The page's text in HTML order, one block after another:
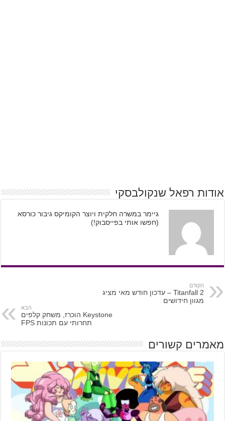
אודות רפאל שנקולבסקי
גיימר במשרה חלקית ויוצר הקומיקס גיבור כורסא
(חפשו אותי בפייסבוק!)
הקודם
Titanfall 2 – עדכון חודש מאי מציג
מגוון חידושים
הבא
Keystone הוכרז, משחק קלפים
תחרותי עם תכונות FPS
מאמרים קשורים